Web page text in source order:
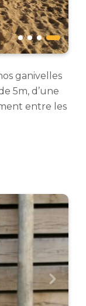
ganivelles
5m, d’une
entre les